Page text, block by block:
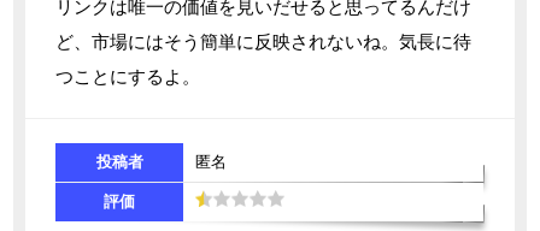
リンクは唯一の価値を見いだせると思ってるんだけ
ど、市場にはそう簡単に反映されないね。気長に待
つことにするよ。
投稿者 匿名
評価